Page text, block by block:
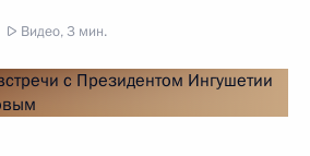
Видео, 3 мин.